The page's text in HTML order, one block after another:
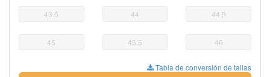
43.5 44 44.5
45 45.5 46
Tabla de conversión de tallas